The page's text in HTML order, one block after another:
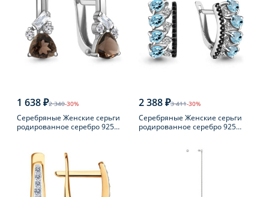
1 638 ₽2 340-30%
Серебряные Женские серьги
родированное серебро 925
2 388 ₽3 411-30%
Серебряные Женские серьги
родированное серебро 925